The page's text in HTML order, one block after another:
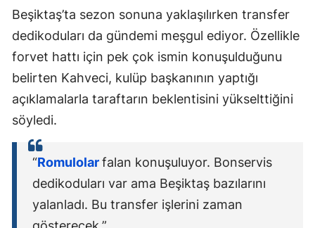
Beşiktaş’ta sezon sonuna yaklaşılırken transfer
dedikoduları da gündemi meşgul ediyor. Özellikle
forvet hattı için pek çok ismin konuşulduğunu
belirten Kahveci, kulüp başkanının yaptığı
açıklamalarla taraftarın beklentisini yükselttiğini
söyledi.
“Romulolarfalan konuşuluyor. Bonservis
dedikoduları var ama Beşiktaş bazılarını
yalanladı. Bu transfer işlerini zaman